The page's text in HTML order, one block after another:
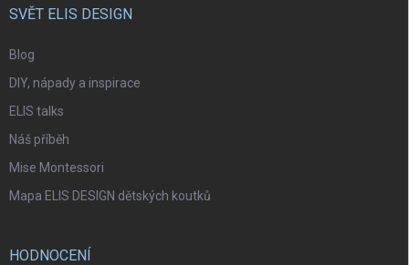
SVĚT ELIS DESIGN
Blog
DIY, nápady a inspirace
ELIS talks
Náš příběh
Mise Montessori
Mapa ELIS DESIGN dětských koutků
HODNOCENÍ